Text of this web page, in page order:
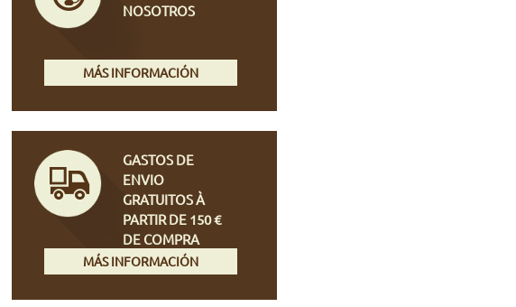
NOSOTROS
MÁS INFORMACIÓN
GASTOS DE
ENVIO
GRATUITOS À
PARTIR DE 150 €
DE COMPRA
MÁS INFORMACIÓN